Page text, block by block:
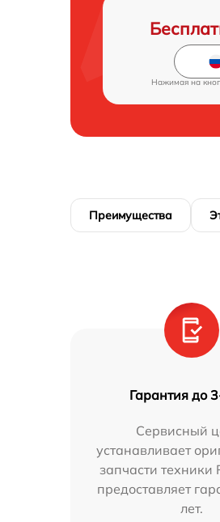
Нажимая на
Преимущества
Гарантия до
Сервисный
устанавливает
запчасти техники
предоставляет
лет.